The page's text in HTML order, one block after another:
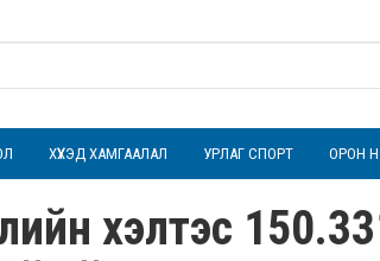
ХҮҮХЭД ХАМГААЛАЛ УРЛАГ СПОРТ ОРОН
хэлтэс